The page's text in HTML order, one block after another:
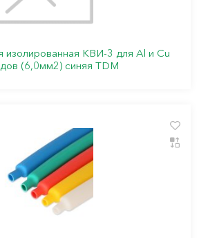
изолированная КВИ-3 для Al и Cu
(6,0мм2) синяя TDM